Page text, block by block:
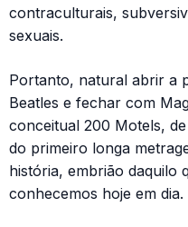
contraculturais,
sexuais.
Portanto, natural abrir a
Beatles e fechar com
conceitual 200 Motels,
do primeiro longa
história, embrião daquilo
conhecemos hoje em dia.